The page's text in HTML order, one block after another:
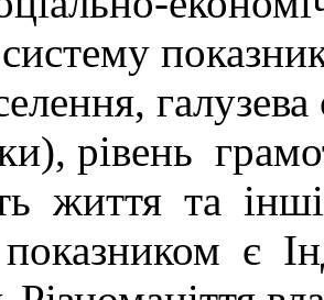
рівень
життя та
є